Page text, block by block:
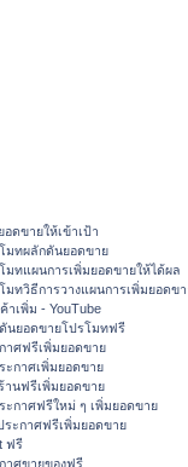
อดขายให้เข้าเป้า
มทผลักดันยอดขาย
มทแผนการเพิ่มยอดขายให้ได้ผล
มทวิธีการวางแผนการเพิ่มยอดข
าเพิ่ม - YouTube
นยอดขายโปรโมทฟรี
าศฟรีเพิ่มยอดขาย
ะกาศเพิ่มยอดขาย
านฟรีเพิ่มยอดขาย
ะกาศฟรีใหม่ ๆ เพิ่มยอดขาย
ระกาศฟรีเพิ่มยอดขาย
ฟรี
าศขายของฟรี